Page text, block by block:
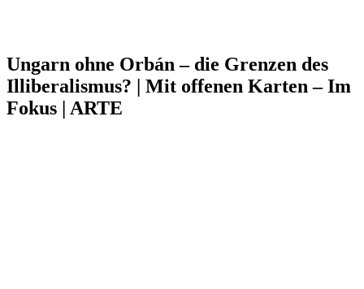
Ungarn ohne Orbán – die Grenzen des
Illiberalismus? | Mit offenen Karten – Im
Fokus | ARTE